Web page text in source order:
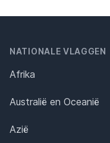
NATIONALE VLAGGEN
Afrika
Australië en Oceanië
Azië